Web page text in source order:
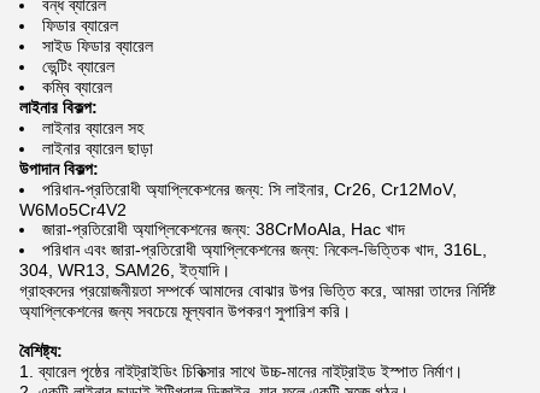
বন্ধ ব্যারেল
ফিডার ব্যারেল
সাইড ফিডার ব্যারেল
ভেন্টিং ব্যারেল
কম্বি ব্যারেল
লাইনার বিকল্প:
লাইনার ব্যারেল সহ
লাইনার ব্যারেল ছাড়া
উপাদান বিকল্প:
পরিধান-প্রতিরোধী অ্যাপ্লিকেশনের জন্য: সি লাইনার, Cr26, Cr12MoV,
W6Mo5Cr4V2
জারা-প্রতিরোধী অ্যাপ্লিকেশনের জন্য: 38CrMoAla, Hac খাদ
পরিধান এবং জারা-প্রতিরোধী অ্যাপ্লিকেশনের জন্য: নিকেল-ভিত্তিক খাদ, 316L,
304, WR13, SAM26, ইত্যাদি।
গ্রাহকদের প্রয়োজনীয়তা সম্পর্কে আমাদের বোঝার উপর ভিত্তি করে, আমরা তাদের নির্দিষ্ট
অ্যাপ্লিকেশনের জন্য সবচেয়ে মূল্যবান উপকরণ সুপারিশ করি।
বৈশিষ্ট্য:
ব্যারেল পৃষ্ঠের নাইট্রাইডিং চিকিত্সার সাথে উচ্চ-মানের নাইট্রাইড ইস্পাত নির্মাণ।